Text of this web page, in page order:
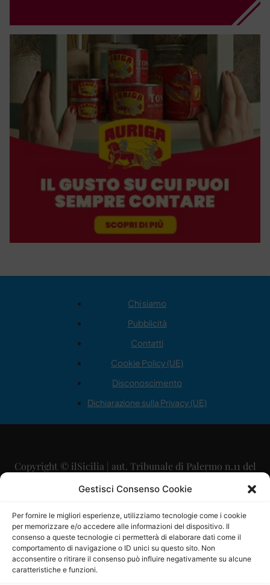
Gestisci Consenso Cookie
Per fornire le migliori esperienze, utilizziamo tecnologie come i cookie
per memorizzare e/o accedere alle informazioni del dispositivo. Il
consenso a queste tecnologie ci permetterà di elaborare dati come il
comportamento di navigazione o ID unici su questo sito. Non
acconsentire o ritirare il consenso può influire negativamente su alcune
caratteristiche e funzioni.
Chi siamo
Pubblicità
Contatti
Cookie Policy (UE)
Disconoscimento
Dichiarazione sulla Privacy (UE)
Copyright © ilSicilia | aut. Tribunale di Palermo n.11 del
29/09/2015
Direttore Editoriale: Maurizio Scaglione
Direttore Responsabile: Maria Calabrese